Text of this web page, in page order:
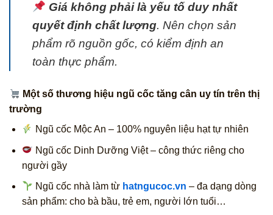
Giá không phải là yếu tố duy nhất
quyết định chất lượng. Nên chọn sản
phẩm rõ nguồn gốc, có kiểm định an
toàn thực phẩm.
Một số thương hiệu ngũ cốc tăng cân uy tín trên thị
trường
Ngũ cốc Mộc An – 100% nguyên liệu hạt tự nhiên
Ngũ cốc Dinh Dưỡng Việt – công thức riêng cho
người gầy
Ngũ cốc nhà làm từ hatngucoc.vn – đa dạng dòng
sản phẩm: cho bà bầu, trẻ em, người lớn tuổi…